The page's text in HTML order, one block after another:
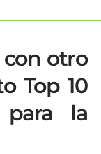
otro
Top 10
la